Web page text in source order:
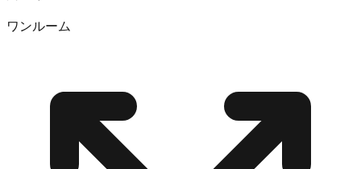
ワンルーム